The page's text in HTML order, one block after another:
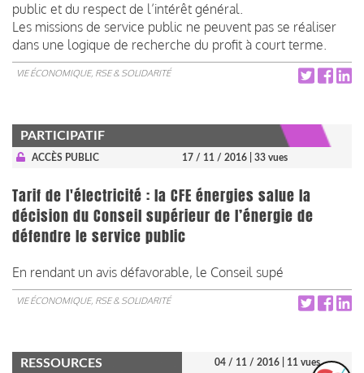
public et du respect de l’intérêt général.
Les missions de service public ne peuvent pas se réaliser
dans une logique de recherche du profit à court terme.
VIE ÉCONOMIQUE, RSE & SOLIDARITÉ
PARTICIPATIF
ACCÈS PUBLIC 17 / 11 / 2016 | 33 vues
Tarif de l'électricité : la CFE énergies salue la
décision du Conseil supérieur de l’énergie de
défendre le service public
En rendant un avis défavorable, le Conseil supé
VIE ÉCONOMIQUE, RSE & SOLIDARITÉ
RESSOURCES
04 / 11 / 2016 | 11 vues